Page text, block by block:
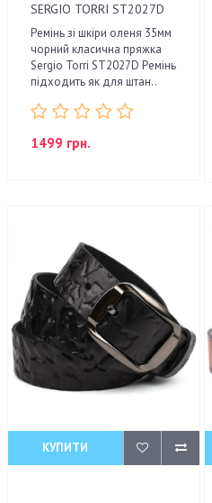
SERGIO TORRI ST2027D
Ремінь зі шкіри оленя 35мм
чорний класична пряжка
Sergio Torri ST2027D Ремінь
підходить як для штан..
1499 грн.
КУПИТИ